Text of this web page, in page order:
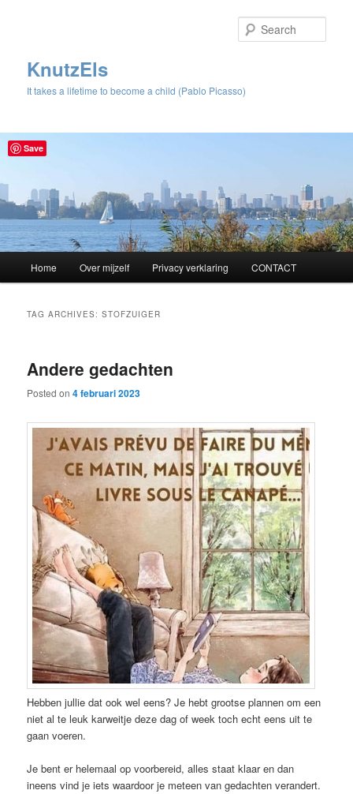
KnutzEls
It takes a lifetime to become a child (Pablo Picasso)
Skip
content
Skip
content
Home Over mijzelf Privacy verklaring CONTACT
TAG ARCHIVES:STOFZUIGER
Andere gedachten
Posted on4 februari 2023
Hebben jullie dat ook wel eens? Je hebt grootse plannen om een
niet al te leuk karweitje deze dag of week toch echt eens uit te
gaan voeren.
Je bent er helemaal op voorbereid, alles staat klaar en dan
ineens vind je iets waardoor je meteen van gedachten verandert.
Save